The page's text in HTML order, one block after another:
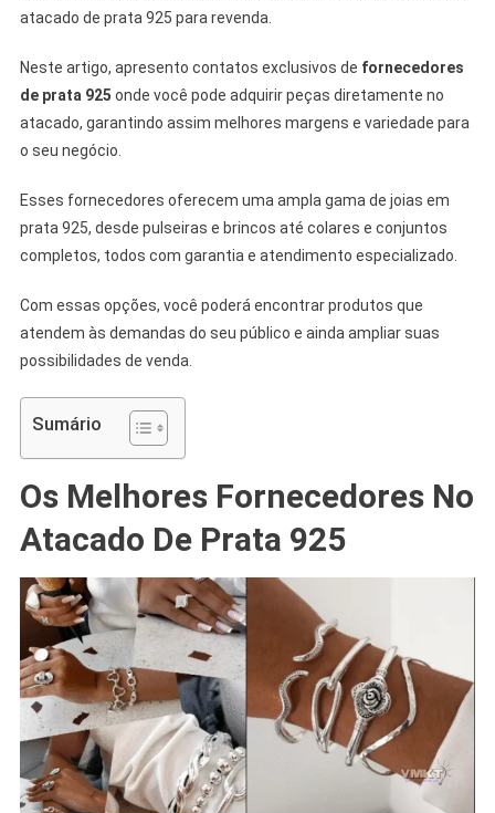
atacado de prata 925 para revenda.
Neste artigo, apresento contatos exclusivos de fornecedores
de prata 925 onde você pode adquirir peças diretamente no
atacado, garantindo assim melhores margens e variedade para
o seu negócio.
Esses fornecedores oferecem uma ampla gama de joias em
prata 925, desde pulseiras e brincos até colares e conjuntos
completos, todos com garantia e atendimento especializado.
Com essas opções, você poderá encontrar produtos que
atendem às demandas do seu público e ainda ampliar suas
possibilidades de venda.
Sumário
Os Melhores Fornecedores No
Atacado De Prata 925